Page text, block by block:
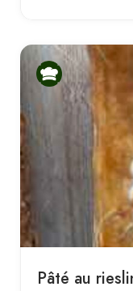
Pâté au